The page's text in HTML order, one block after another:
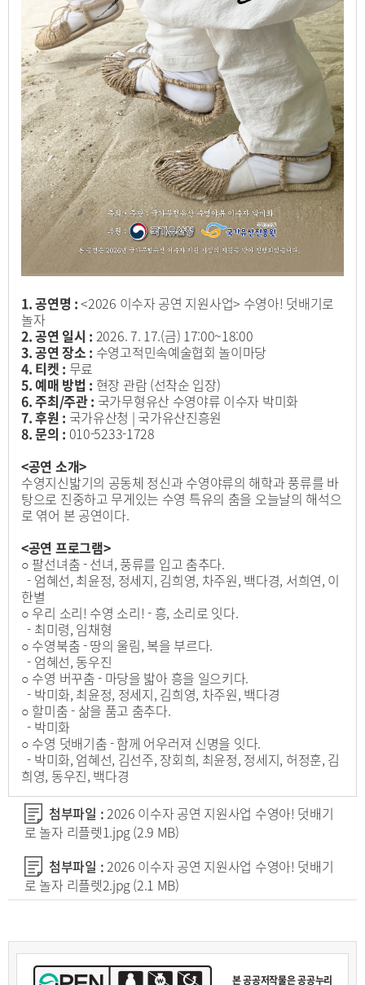
1. 공연명 :<2026 이수자 공연 지원사업> 수영아! 덧배기로
놀자
2. 공연 일시 : 2026. 7. 17.(금) 17:00~18:00
3. 공연 장소 : 수영고적민속예술협회 놀이마당
4. 티켓 : 무료
5. 예매 방법 : 현장 관람 (선착순 입장)
6. 주최/주관 : 국가무형유산 수영야류 이수자 박미화
7. 후원 : 국가유산청 | 국가유산진흥원
8. 문의 : 010-5233-1728
<공연 소개>
수영지신밟기의 공동체 정신과 수영야류의 해학과 풍류를 바
탕으로 진중하고 무게있는 수영 특유의 춤을 오늘날의 해석으
로 엮어 본 공연이다.
<공연 프로그램>
○ 팔선녀춤 - 선녀, 풍류를 입고 춤추다.
- 엄혜선, 최윤정, 정세지, 김희영, 차주원, 백다경, 서희연, 이
한별
○ 우리 소리! 수영 소리! - 흥, 소리로 잇다.
- 최미령, 임채형
○ 수영북춤 - 땅의 울림, 복을 부르다.
- 엄혜선, 동우진
○ 수영 버꾸춤 - 마당을 밟아 흥을 일으키다.
- 박미화, 최윤정, 정세지, 김희영, 차주원, 백다경
○ 할미춤 - 삶을 품고 춤추다.
- 박미화
○ 수영 덧배기춤 - 함께 어우러져 신명을 잇다.
- 박미화, 엄혜선, 김선주, 장회희, 최윤정, 정세지, 허정훈, 김
희영, 동우진, 백다경
첨부파일 :2026 이수자 공연 지원사업 수영아! 덧배기
로 놀자 리플렛1.jpg(2.9 MB)
첨부파일 :2026 이수자 공연 지원사업 수영아! 덧배기
로 놀자 리플렛2.jpg(2.1 MB)
본 공공저작물은 공공누리